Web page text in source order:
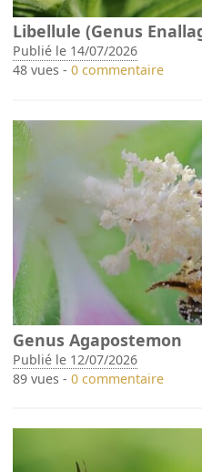
Libellule (Genus
Publié le 14/07/2026
48 vues -0 commentaire
Genus Agapostemon
Publié le 12/07/2026
89 vues -0 commentaire